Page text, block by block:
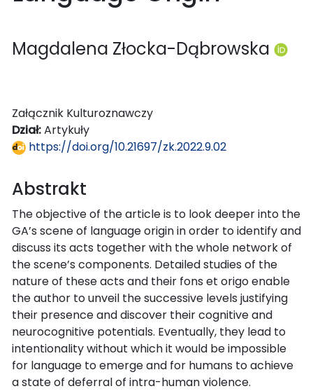
Magdalena Złocka-Dąbrowska
Załącznik Kulturoznawczy
Dział:Artykuły
https://doi.org/10.21697/zk.2022.9.02
Abstrakt
The objective of the article is to look deeper into the
GA’s scene of language origin in order to identify and
discuss its acts together with the whole network of
the scene’s components. Detailed studies of the
nature of these acts and their fons et origo enable
the author to unveil the successive levels justifying
their presence and discover their cognitive and
neurocognitive potentials. Eventually, they lead to
intentionality without which it would be impossible
for language to emerge and for humans to achieve
a state of deferral of intra-human violence.